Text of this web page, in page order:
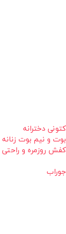
کتونی دخترانه
بوت و نیم بوت زنانه
کفش روزمره و راحتی
جوراب